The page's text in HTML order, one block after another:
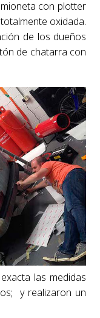
con plotter
oxidada.
de los dueños
de chatarra con
las medidas
y realizaron un